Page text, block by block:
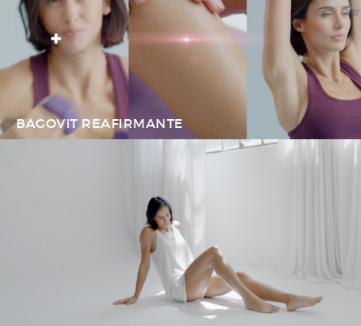
BAGOVIT REAFIRMANTE